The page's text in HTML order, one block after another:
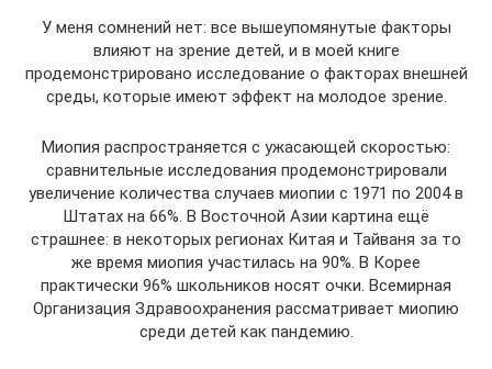
У меня сомнений нет: все вышеупомянутые факторы
влияют на зрение детей, и в моей книге
продемонстрировано исследование о факторах внешней
среды, которые имеют эффект на молодое зрение.
Миопия распространяется с ужасающей скоростью:
сравнительные исследования продемонстрировали
увеличение количества случаев миопии с 1971 по 2004 в
Штатах на 66%. В Восточной Азии картина ещё
страшнее: в некоторых регионах Китая и Тайваня за то
же время миопия участилась на 90%. В Корее
практически 96% школьников носят очки. Всемирная
Организация Здравоохранения рассматривает миопию
среди детей как пандемию.